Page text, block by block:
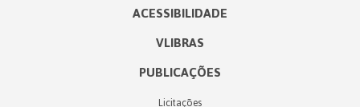
ACESSIBILIDADE
VLIBRAS
PUBLICAÇÕES
Licitações